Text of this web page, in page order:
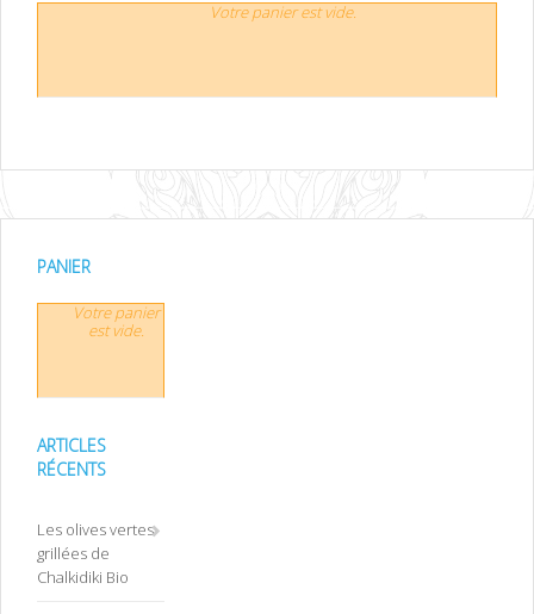
Votre panier est vide.
PANIER
Votre panier
est vide.
ARTICLES
RÉCENTS
Les olives vertes
grillées de
Chalkidiki Bio